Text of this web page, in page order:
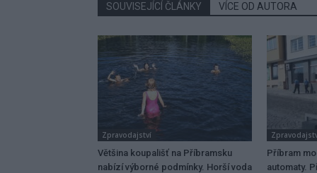
SOUVISEJÍCÍ ČLÁNKY VÍCE OD AUTORA
Zpravodajství
Většina koupališť na Příbramsku
nabízí výborné podmínky. Horší voda
Příbram
automaty.